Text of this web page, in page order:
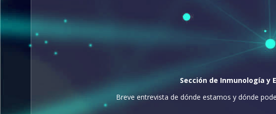
Sección de Inmunología y
Breve entrevista de dónde estamos y dónde